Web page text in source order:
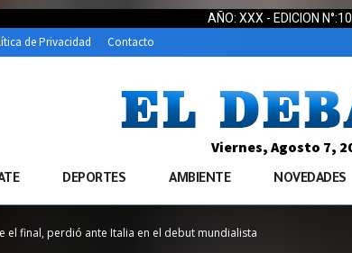
AÑO: XXX - EDICION
de Privacidad Contacto
Viernes, Agosto 7,
DEPORTES AMBIENTE NOVEDADES
el final, perdió ante Italia en el debut mundialista